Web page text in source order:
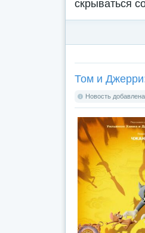
скрываться
Том и
Новость